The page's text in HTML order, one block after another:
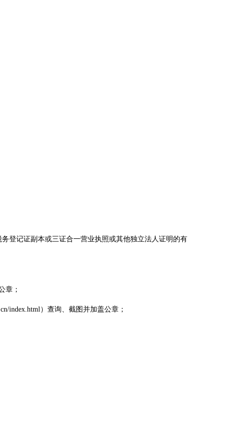
登记证副本或三证合一营业执照或其他独立法人证明的有
章；
index.html）查询、截图并加盖公章；